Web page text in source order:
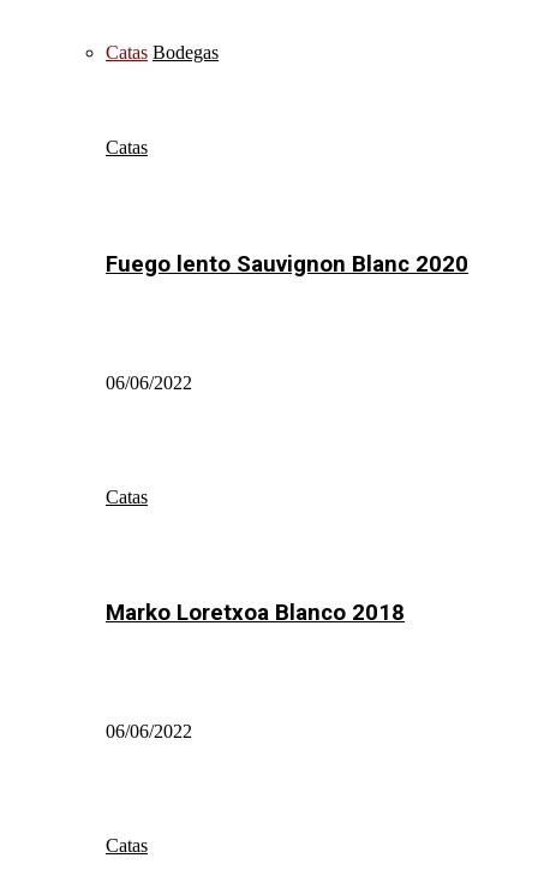
Catas Bodegas
Catas
Fuego lento Sauvignon Blanc 2020
06/06/2022
Catas
Marko Loretxoa Blanco 2018
06/06/2022
Catas